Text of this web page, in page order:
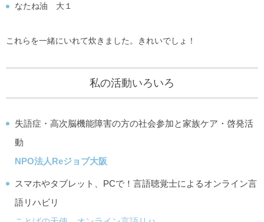
なたね油 大１
これらを一緒にいれて炊きました。きれいでしょ！
私の活動いろいろ
失語症・高次脳機能障害の方の社会参加と家族ケア・啓発活
動
NPO法人Reジョブ大阪
スマホやタブレット、PCで！言語聴覚士によるオンライン言
語リハビリ